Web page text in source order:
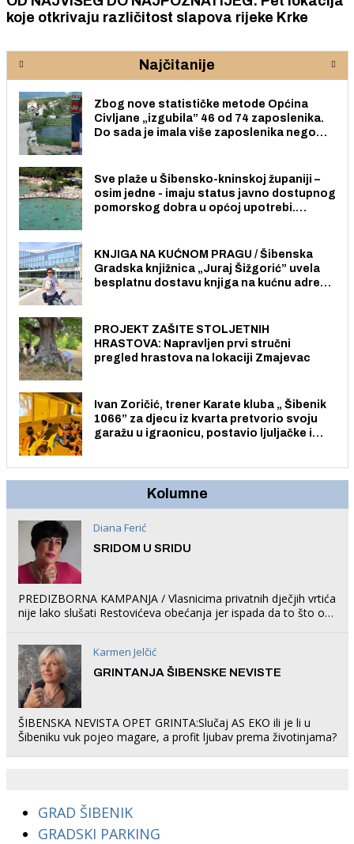
koje otkrivaju različitost slapova rijeke Krke
Najčitanije
Zbog nove statističke metode Općina
Civljane „izgubila” 46 od 74 zaposlenika.
Do sada je imala više zaposlenika nego
Sve plaže u Šibensko-kninskoj županiji –
osim jedne - imaju status javno dostupnog
pomorskog dobra u općoj upotrebi.
KNJIGA NA KUĆNOM PRAGU / Šibenska
Gradska knjižnica „Juraj Šižgorić” uvela
besplatnu dostavu knjiga na kućnu adresu
PROJEKT ZAŠITE STOLJETNIH
HRASTOVA: Napravljen prvi stručni
pregled hrastova na lokaciji Zmajevac
Ivan Zoričić, trener Karate kluba „ Šibenik
1066” za djecu iz kvarta pretvorio svoju
garažu u igraonicu, postavio ljuljačke i
Kolumne
Diana Ferić
SRIDOM U SRIDU
PREDIZBORNA KAMPANJA / Vlasnicima privatnih dječjih vrtića
nije lako slušati Restovićeva obećanja jer ispada da to što oni
Karmen Jelčić
GRINTANJA ŠIBENSKE NEVISTE
ŠIBENSKA NEVISTA OPET GRINTA:Slučaj AS EKO ili je li u
Šibeniku vuk pojeo magare, a profit ljubav prema životinjama?
GRAD ŠIBENIK
GRADSKI PARKING